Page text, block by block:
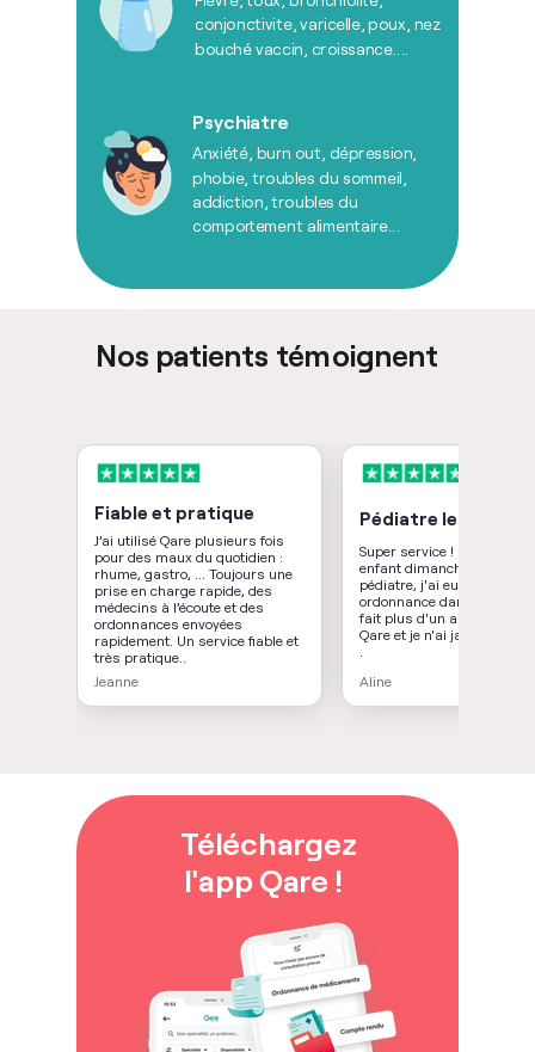
Fiable et pratique
J’ai utilisé Qare plusieurs fois
pour des maux du quotidien :
rhume, gastro, … Toujours une
prise en charge rapide, des
médecins à l’écoute et des
ordonnances envoyées
rapidement. Un service fiable et
très pratique..
Jeanne
Pédiatre le
Super service ! Rdv pour
enfant dimanche avec un
pédiatre, j'ai eu mon
ordonnance dans la
fait plus d'un an que
Qare et je n'ai jamais été
Aline
Nos patients témoignent
Téléchargez
l'app Qare !
conjonctivite, varicelle, poux, nez
bouché vaccin, croissance....
Psychiatre
Anxiété, burn out, dépression,
phobie, troubles du sommeil,
addiction, troubles du
comportement alimentaire...